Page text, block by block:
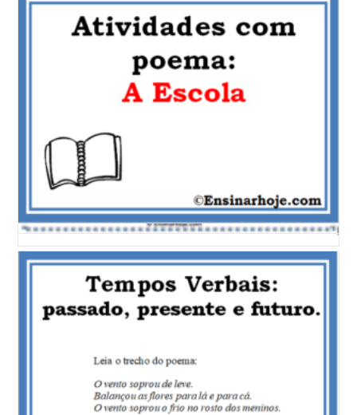
Números para colorir
Sites Recomendados
Concursos para Professores
Site do Professor Marco Antônio Hailer
Posts Recentes
Interpretação de Texto: Poema Os Animais da Floresta | Atividade
Atividade de Arte: Desenho para colorir dinossauros
Fábulas para ler e colorir